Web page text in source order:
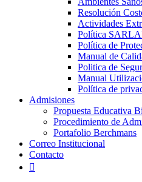
Resolución
Actividades
Política
Política de
Manual de
Politica de
Manual
Política de
Admisiones
Propuesta Educativa
Procedimiento de
Portafolio Berchmans
Correo Institucional
Contacto
